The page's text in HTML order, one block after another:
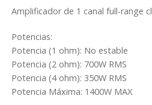
Amplificador de 1 canal full-range
Potencias:
Potencia (1 ohm): No estable
Potencia (2 ohm): 700W RMS
Potencia (4 ohm): 350W RMS
Potencia Máxima: 1400W MAX